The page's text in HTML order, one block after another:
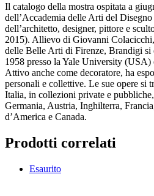
Il catalogo della mostra ospitata a
dell’Accademia delle Arti del Disegno
dell’architetto, designer, pittore e
2015). Allievo di Giovanni
delle Belle Arti di Firenze, Brandigi si
1958 presso la Yale University (USA)
Attivo anche come decoratore, ha
personali e collettive. Le sue opere si
Italia, in collezioni private e pubbliche,
Germania, Austria, Inghilterra,
d’America e Canada.
Prodotti correlati
Esaurito